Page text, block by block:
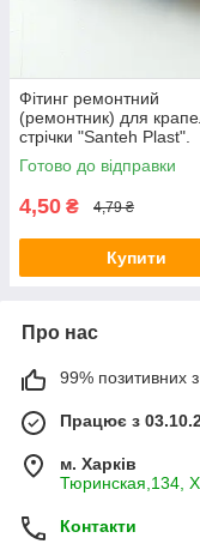
Фітинг ремонтний
(ремонтник) для
стрічки "Santeh Plast".
Готово до відправки
4,50 ₴ 4,79 ₴
Купити
Про нас
99% позитивних з
Працює з
м. Харків
Тюринская,134,
Контакти